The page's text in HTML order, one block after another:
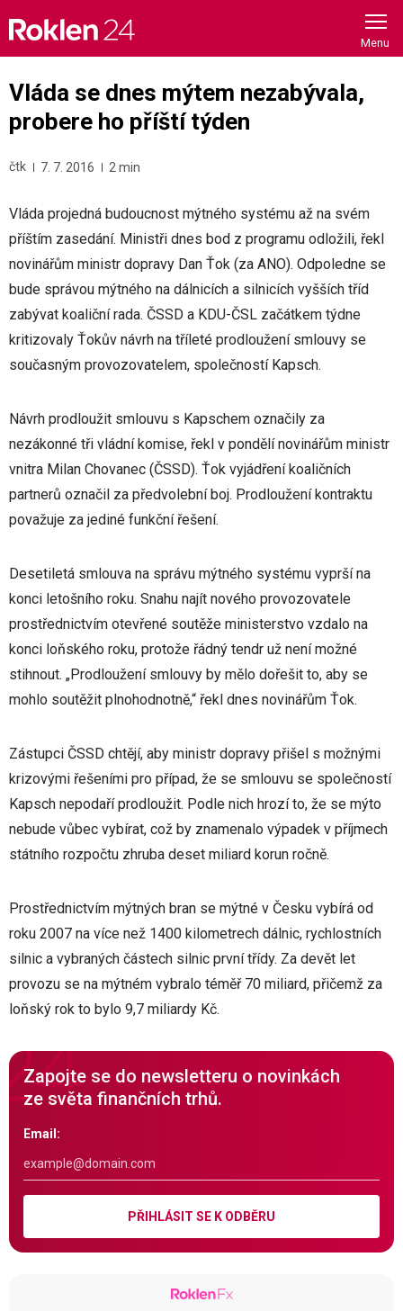
content
Vláda se dnes mýtem nezabývala,
probere ho příští týden
čtk 7. 7. 2016 2 min
Vláda projedná budoucnost mýtného systému až na svém
příštím zasedání. Ministři dnes bod z programu odložili, řekl
novinářům ministr dopravy Dan Ťok (za ANO). Odpoledne se
bude správou mýtného na dálnicích a silnicích vyšších tříd
zabývat koaliční rada. ČSSD a KDU-ČSL začátkem týdne
kritizovaly Ťokův návrh na tříleté prodloužení smlouvy se
současným provozovatelem, společností Kapsch.
Návrh prodloužit smlouvu s Kapschem označily za
nezákonné tři vládní komise, řekl v pondělí novinářům ministr
vnitra Milan Chovanec (ČSSD). Ťok vyjádření koaličních
partnerů označil za předvolební boj. Prodloužení kontraktu
považuje za jediné funkční řešení.
Desetiletá smlouva na správu mýtného systému vyprší na
konci letošního roku. Snahu najít nového provozovatele
prostřednictvím otevřené soutěže ministerstvo vzdalo na
konci loňského roku, protože řádný tendr už není možné
stihnout. „Prodloužení smlouvy by mělo dořešit to, aby se
mohlo soutěžit plnohodnotně,“ řekl dnes novinářům Ťok.
Zástupci ČSSD chtějí, aby ministr dopravy přišel s možnými
krizovými řešeními pro případ, že se smlouvu se společností
Kapsch nepodaří prodloužit. Podle nich hrozí to, že se mýto
nebude vůbec vybírat, což by znamenalo výpadek v příjmech
státního rozpočtu zhruba deset miliard korun ročně.
Prostřednictvím mýtných bran se mýtné v Česku vybírá od
roku 2007 na více než 1400 kilometrech dálnic, rychlostních
silnic a vybraných částech silnic první třídy. Za devět let
provozu se na mýtném vybralo téměř 70 miliard, přičemž za
loňský rok to bylo 9,7 miliardy Kč.
Zapojte se do newsletteru o novinkách
ze světa finančních trhů.
Email:
PŘIHLÁSIT SE K ODBĚRU